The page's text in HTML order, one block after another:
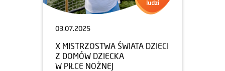
03.07.2025
X MISTRZOSTWA ŚWIATA DZIECI
Z DOMÓW DZIECKA
W PIŁCE NOŻNEJ